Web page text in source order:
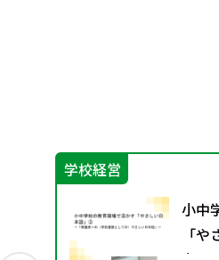
学校経営
小中
「